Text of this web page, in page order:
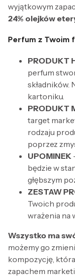
wyjątkowym
24% olejków
Perfum z Twoim
PRODUKT
perfum
składników.
kartoniku.
PRODUKT
target
rodzaju
poprzez
UPOMINEK
będzie w
głębszym
ZESTAW
Twoich
wrażenia na
Wszystko ma
możemy go
kompozycję,
zapachem